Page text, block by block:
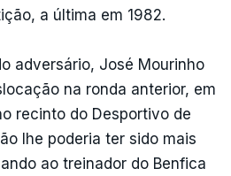
a última em 1982.
adversário, José Mourinho
na ronda anterior, em
recinto do Desportivo de
lhe poderia ter sido mais
ao treinador do Benfica